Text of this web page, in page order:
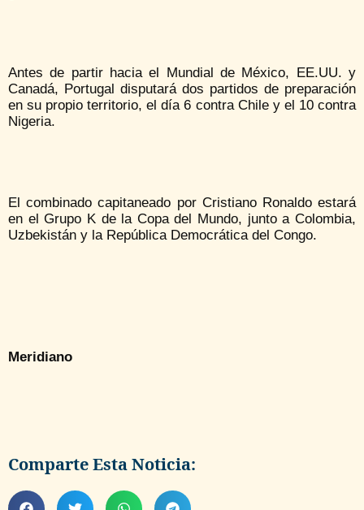
Antes de partir hacia el Mundial de México, EE.UU. y
Canadá, Portugal disputará dos partidos de preparación
en su propio territorio, el día 6 contra Chile y el 10 contra
Nigeria.
El combinado capitaneado por Cristiano Ronaldo estará
en el Grupo K de la Copa del Mundo, junto a Colombia,
Uzbekistán y la República Democrática del Congo.
Meridiano
Comparte Esta Noticia: